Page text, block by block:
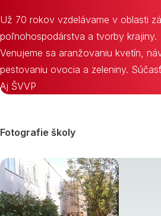
Už 70 rokov vzdelávame v oblasti
poľnohospodárstva a tvorby krajiny.
Venujeme sa aranžovaniu kvetín,
pestovaniu ovocia a zeleniny.
Aj ŠVVP
Fotografie školy